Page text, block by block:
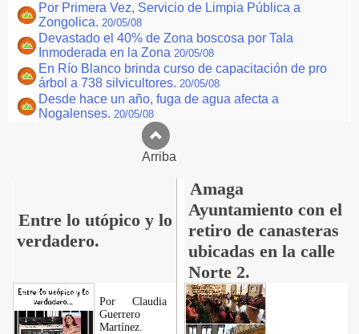
Por Primera Vez, Servicio de Limpia Pública a
Zongolica. 20/05/08
Devastado el 40% de Zona boscosa por Tala
Inmoderada en la Zona 20/05/08
En Río Blanco brinda curso de capacitación de pro
árbol a 738 silvicultores. 20/05/08
Desde hace un año, fuga de agua afecta a
Nogalenses. 20/05/08
Arriba
Entre lo utópico y lo
verdadero.
Amaga
Ayuntamiento con el
retiro de canasteras
ubicadas en la calle
Norte 2.
Por Claudia
Guerrero
Martínez.